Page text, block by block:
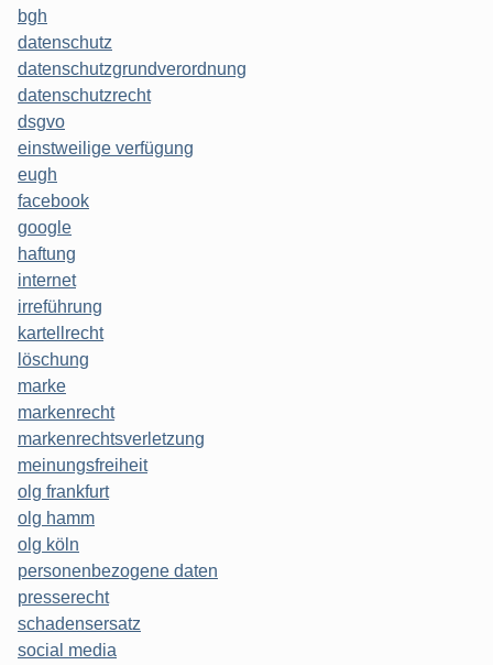
bgh
datenschutz
datenschutzgrundverordnung
datenschutzrecht
dsgvo
einstweilige verfügung
eugh
facebook
google
haftung
internet
irreführung
kartellrecht
löschung
marke
markenrecht
markenrechtsverletzung
meinungsfreiheit
olg frankfurt
olg hamm
olg köln
personenbezogene daten
presserecht
schadensersatz
social media